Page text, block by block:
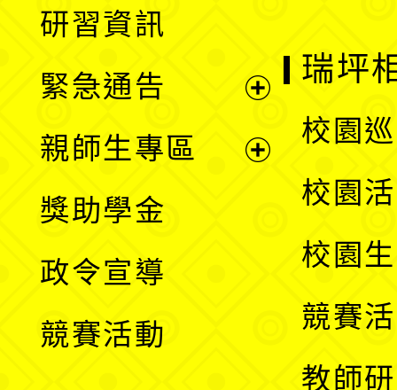
單
選
單
研習資訊
緊急通告
親師生專區
獎助學金
政令宣導
競賽活動
瑞坪
校園
校園
校園
競賽
教師